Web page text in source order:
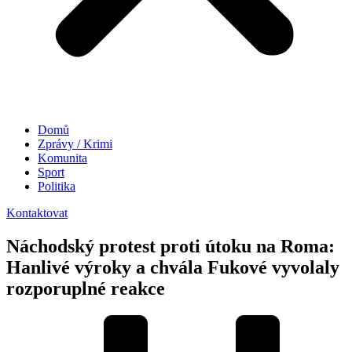
Domů
Zprávy / Krimi
Komunita
Sport
Politika
Kontaktovat
Náchodský protest proti útoku na Roma:
Hanlivé výroky a chvála Fukové vyvolaly
rozporuplné reakce